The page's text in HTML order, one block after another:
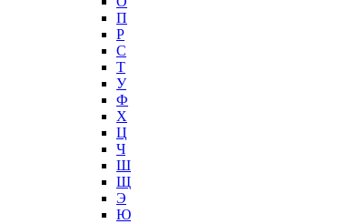
П
Р
С
Т
У
Ф
Х
Ц
Ч
Ш
Щ
Э
Ю